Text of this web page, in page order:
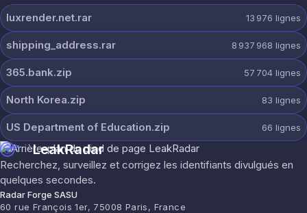
luxrender.net.rar 13 976 lignes
shipping_address.rar 8 937 968 lignes
365.bank.zip 57 704 lignes
North Korea.zip 83 lignes
US Department of Education.zip 66 lignes
LeakRadar
Recherchez, surveillez et corrigez les identifiants divulgués en
quelques secondes.
Radar Forge SASU
60 rue François 1er, 75008 Paris, France